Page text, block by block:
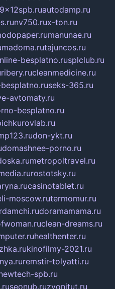
autodamp.ru
nv750.rux-ton.ru
manunae.ru
madoma.rutajuncos.ru
besplatno.rusplclub.ru
ribery.rucleanmedicine.ru
seks-365.ru
avtomaty.ru
besplatno.ru
don-ykt.ru
domashnee-porno.ru
metropoltravel.ru
rostotsky.ru
casinotablet.ru
moscow.rutermomur.ru
doramamama.ru
clean-dreams.ru
healthenter.ru
kinofilmy-2021.ru
remstir-tolyatti.ru
spb.ru
seonub.ruzvonitut.ru